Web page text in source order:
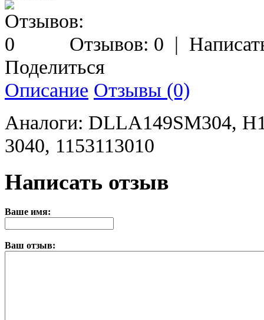
Отзывов: 0 |
Поделиться
Описание Отзывы (0)
Аналоги: DLLA149SM304,
3040, 1153113010
Написать отзыв
Ваше имя:
Ваш отзыв: